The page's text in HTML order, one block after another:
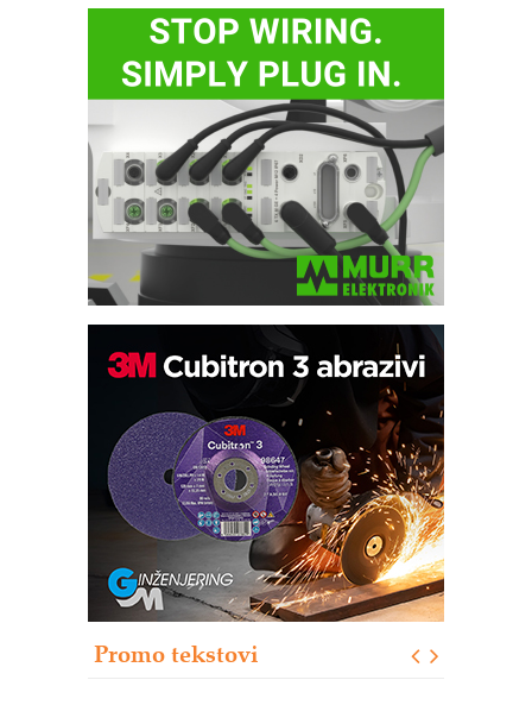
Promo tekstovi
Bezbednost na prvom mestu!
IB BLUMENAUER - više od 40 godina
poverenja u industriji
RMQ-TITAN ADVANCED INDICATOR
– Pametna signalizacija za efikasnije
upravljanje mašinama
Sigurnije ispitivanje transformatora u
solarnim elektranama i vetroparkovima
Pranje točkova na gradilištu- standard
modernog i odgovornog građenja
mrežnog pretvarača sa tečnim